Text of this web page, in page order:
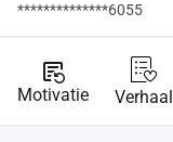
**************6055
source_notes
Motivatie Verhaal